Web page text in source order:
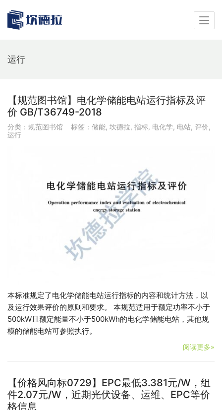
运行
【规范图书馆】电化学储能电站运行指标及评
价 GB/T36749-2018
分类： 规范图书馆 标签： 储能, 坎德拉, 指标, 电化学, 电站, 评价,
运行
本标准规定了电化学储能电站运行指标的内容和统计方法，以
及运行效果评价的原则和要求。 本规范适用于额定功率不小于
500kW且额定能量不小于500kWh的电化学储能电站，其他规
模的储能电站可参照执行。
阅读更多»
【价格风向标0729】EPC最低3.381元/W，组
件2.07元/W，近期光伏设备、运维、EPC等价
格信息